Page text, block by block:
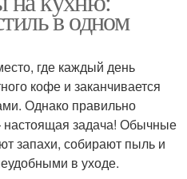
в одном
где каждый день
кофе и заканчивается
Однако правильно
задача! Обычные
запахи, собирают пыль и
в уходе.